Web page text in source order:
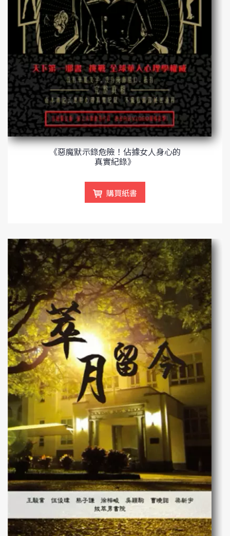
《惡魔默示錄――危險！佔據女人身心的
真實紀錄》
購買紙書